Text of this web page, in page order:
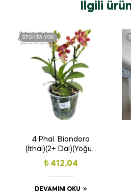
İlgili
STOKTA YOK
4 Phal. Biondora
(İthal)(2+ Dal)(Yoğun
Kokulu)(3 Lips)
₺412,04
DEVAMINI OKU